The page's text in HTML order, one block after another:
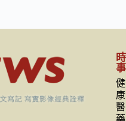
時
事
健
康
醫
藥